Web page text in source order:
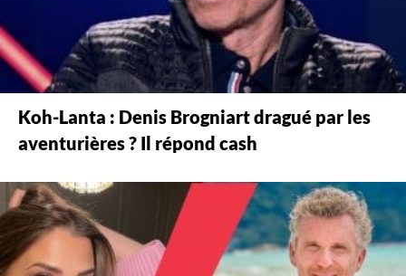
Koh-Lanta : Denis Brogniart dragué par les
aventurières ? Il répond cash